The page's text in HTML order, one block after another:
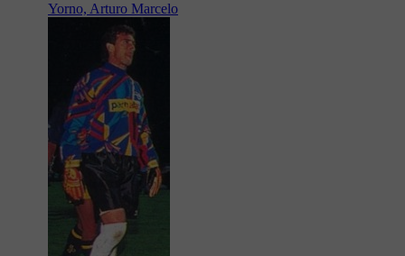
Yorno, Arturo Marcelo